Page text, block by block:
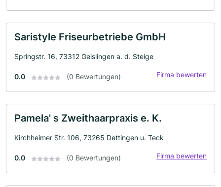
Saristyle Friseurbetriebe GmbH
Springstr. 16, 73312 Geislingen a. d. Steige
0.0 (0 Bewertungen) Firma bewerten
Pamela' s Zweithaarpraxis e. K.
Kirchheimer Str. 106, 73265 Dettingen u. Teck
0.0 (0 Bewertungen) Firma bewerten